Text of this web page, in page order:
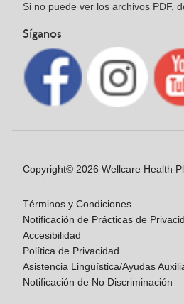
Si no puede ver los archivos PDF,
Síganos
Copyright© 2026 Wellcare Health
Términos y Condiciones
Notificación de Prácticas de
Accesibilidad
Política de Privacidad
Asistencia Lingüística/Ayudas
Notificación de No Discriminación